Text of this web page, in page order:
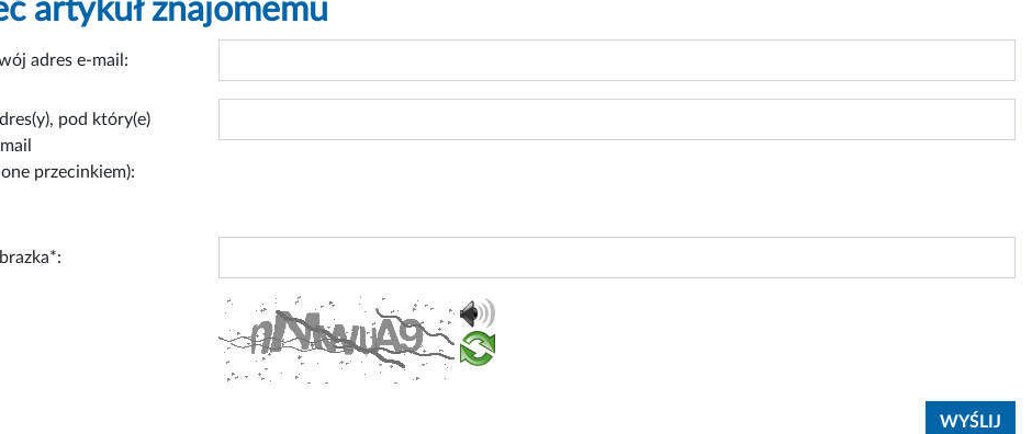
artykuł znajomemu
adres e-mail:
pod który(e)
przecinkiem):